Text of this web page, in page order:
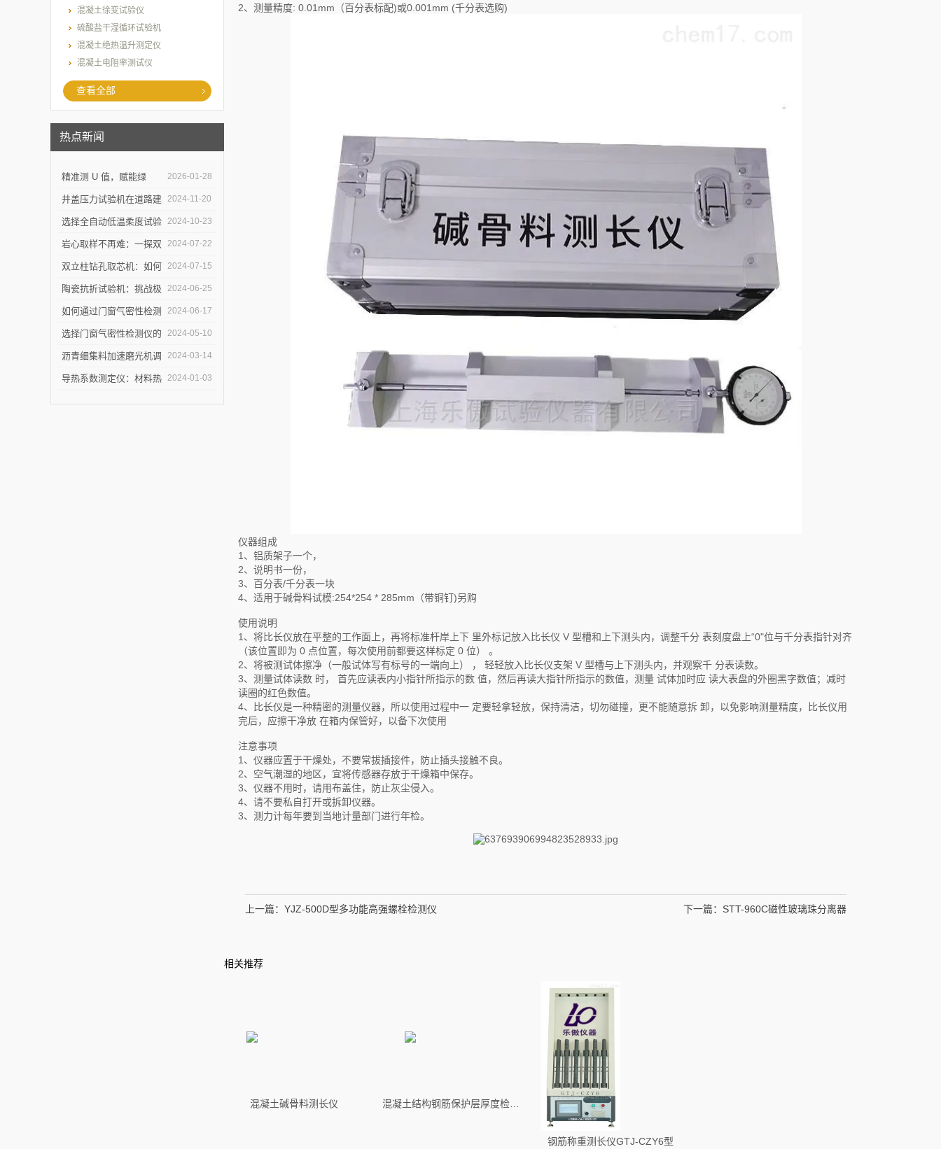
混凝土徐变试验仪
硫酸盐干湿循环试验机
混凝土绝热温升测定仪
混凝土电阻率测试仪
查看全部
热点新闻
精准测 U 值，赋能绿
建：上海乐傲的传热系数
测量仪守护建筑节能底线
2026-01-28
井盖压力试验机在道路建
设中的作用是什么？
2024-11-20
选择全自动低温柔度试验
仪，需要注意哪些事项？
2024-10-23
岩心取样不再难：一探双
立柱钻孔取芯机的奥秘
2024-07-22
双立柱钻孔取芯机：如何
提高地质取样的精确度与
效率？
2024-07-15
陶瓷抗折试验机：挑战极
限，提升可能
2024-06-25
如何通过门窗气密性检测
仪节能？
2024-06-17
选择门窗气密性检测仪的
关键因素是什么？
2024-05-10
沥青细集料加速磨光机调
试完毕紧急发货
2024-03-14
导热系数测定仪：材料热 2024-01-03
2、测量精度: 0.01mm（百分表标配)或0.001mm (千分表选购)
仪器组成
1、铝质架子一个，
2、说明书一份，
3、百分表/千分表一块
4、适用于碱骨料试模:254*254 * 285mm（带铜钉)另购
使用说明
1、将比长仪放在平整的工作面上，再将标准杆岸上下 里外标记放入比长仪 V 型槽和上下测头内，调整千分 表刻度盘上“0"位与千分表指针对齐
（该位置即为 0 点位置，每次使用前都要这样标定 0 位） 。
2、将被测试体擦净（一般试体写有标号的一端向上） ， 轻轻放入比长仪支架 V 型槽与上下测头内，并观察千 分表读数。
3、测量试体读数 时， 首先应读表内小指针所指示的数 值，然后再读大指针所指示的数值，测量 试体加时应 读大表盘的外圈黑字数值；减时
读圈的红色数值。
4、比长仪是一种精密的测量仪器，所以使用过程中一 定要轻拿轻放，保持清洁，切勿碰撞，更不能随意拆 卸，以免影响测量精度，比长仪用
完后，应擦干净放 在箱内保管好，以备下次使用
注意事项
1、仪器应置于干燥处，不要常拔插接件，防止插头接触不良。
2、空气潮湿的地区，宜将传感器存放于干燥箱中保存。
3、仪器不用时，请用布盖住，防止灰尘侵入。
4、请不要私自打开或拆卸仪器。
3、测力计每年要到当地计量部门进行年检。
上一篇： YJZ-500D型多功能高强螺栓检测仪 下一篇： STT-960C磁性玻璃珠分离器
相关推荐
混凝土碱骨料测长仪
钢筋称重测长仪GTJ-CZY6型